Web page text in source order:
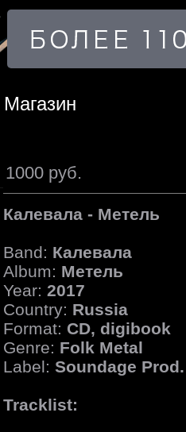
Магазин
1000 руб.
Калевала - Метель
Band: Калевала
Album: Метель
Year: 2017
Country: Russia
Format: CD, digibook
Genre: Folk Metal
Label: Soundage Prod.
Tracklist: